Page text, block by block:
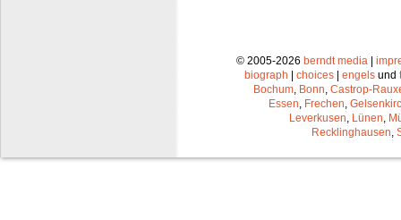
© 2005-2026 berndt media |
biograph | choices | engels und
Bochum Bonn Castrop-
Essen Frechen
Leverkusen Lünen
Recklinghausen